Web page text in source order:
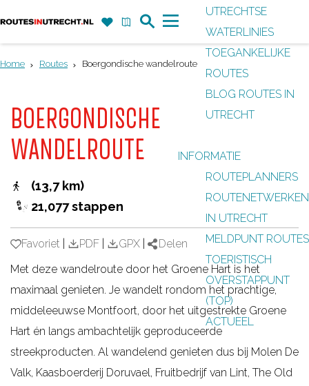
F
a
v
n
a
a
o
e
M
e
UTRECHTSE
WATERLINIES
TOEGANKELIJKE
ROUTES
BLOG ROUTES IN
UTRECHT
INFORMATIE
ROUTEPLANNERS
ROUTENETWERKEN
IN UTRECHT
MELDPUNT ROUTES
TOERISTISCH
OVERSTAPPUNT
(TOP)
ACTUEEL
Home Routes Boergondische wandelroute
BOERGONDISCHE
WANDELROUTE
(13,7 km)
21,077 stappen
Favoriet
Favoriet PDF GPX
Delen
Met deze wandelroute door het Groene Hart is het
maximaal genieten. Je wandelt rondom het prachtige,
middeleeuwse Montfoort, door het uitgestrekte Groene
Hart én langs ambachtelijk geproduceerde
streekproducten. Al wandelend genieten dus bij Molen De
Valk, Kaasboerderij Doruvael, Fruitbedrijf van Lint, The Old